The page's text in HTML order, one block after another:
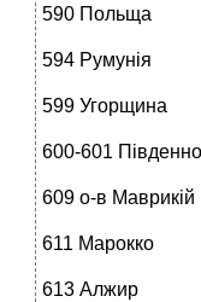
590 Польща
594 Румунія
599 Угорщина
600-601
609 о-в Маврикій
611 Марокко
613 Алжир